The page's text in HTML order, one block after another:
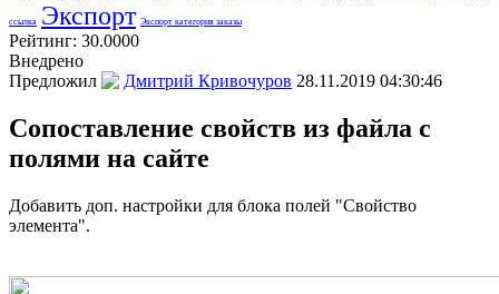
ссылка Экспорт Экспорт категория заказы
Рейтинг: 30.0000
Внедрено
Предложил
Дмитрий Кривочуров 28.11.2019 04:30:46
Сопоставление свойств из файла с
полями на сайте
Добавить доп. настройки для блока полей "Свойство
элемента".